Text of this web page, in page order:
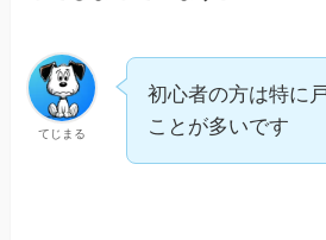
てじまる
初心者の方は特に
ことが多いです